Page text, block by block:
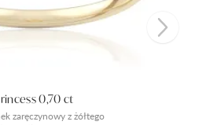
zaręczynowy z żółtego
0,70 ct